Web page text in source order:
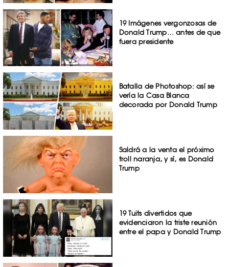
19 Imágenes vergonzosas de
Donald Trump… antes de que
fuera presidente
Batalla de Photoshop: así se
vería la Casa Blanca
decorada por Donald Trump
Saldrá a la venta el próximo
troll naranja, y sí, es Donald
Trump
19 Tuits divertidos que
evidenciaron la triste reunión
entre el papa y Donald Trump